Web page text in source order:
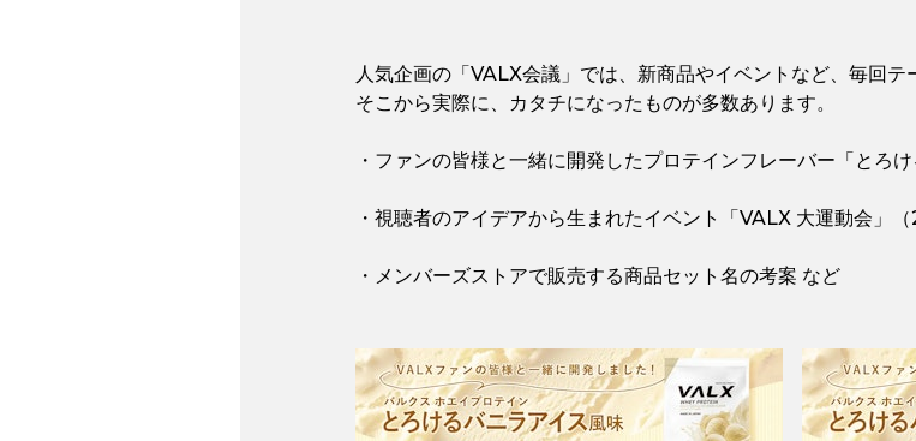
人気企画の「VALX会議」では、新商品やイベントなど、毎回
そこから実際に、カタチになったものが多数あります。
・ファンの皆様と一緒に開発したプロテインフレーバー「とろ
・視聴者のアイデアから生まれたイベント「VALX 大運動会」
・メンバーズストアで販売する商品セット名の考案 など